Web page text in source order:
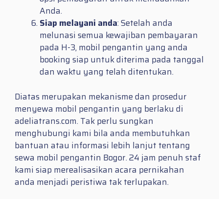
Anda.
Siap melayani anda: Setelah anda
melunasi semua kewajiban pembayaran
pada H-3, mobil pengantin yang anda
booking siap untuk diterima pada tanggal
dan waktu yang telah ditentukan.
Diatas merupakan mekanisme dan prosedur
menyewa mobil pengantin yang berlaku di
adeliatrans.com. Tak perlu sungkan
menghubungi kami bila anda membutuhkan
bantuan atau informasi lebih lanjut tentang
sewa mobil pengantin Bogor. 24 jam penuh staf
kami siap merealisasikan acara pernikahan
anda menjadi peristiwa tak terlupakan.